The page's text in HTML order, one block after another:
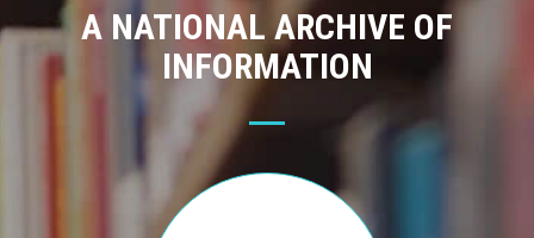
A NATIONAL ARCHIVE OF
INFORMATION